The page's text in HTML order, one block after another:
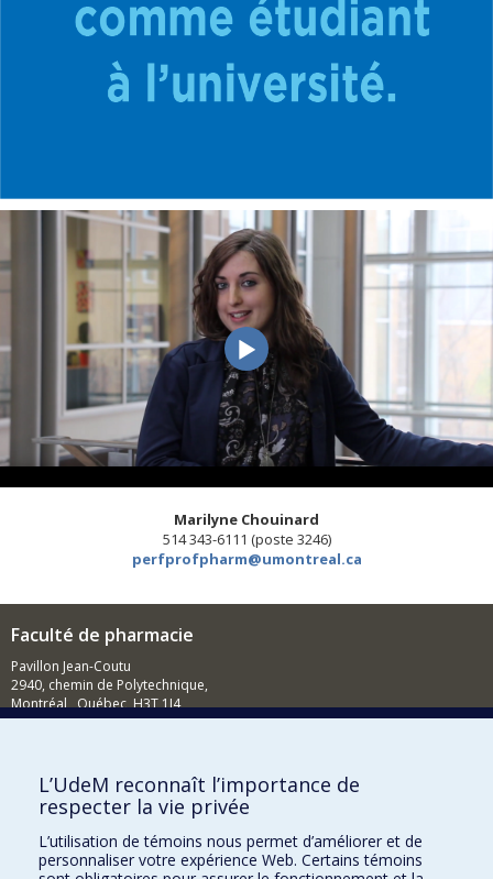
Marilyne Chouinard
514 343-6111 (poste 3246)
perfprofpharm@umontreal.ca
Faculté de pharmacie
Pavillon Jean-Coutu
2940, chemin de Polytechnique,
Montréal, Québec H3T 1J4
Nous trouver
L’UdeM reconnaît l’importance de
respecter la vie privée
L’utilisation de témoins nous permet d’améliorer et de
personnaliser votre expérience Web. Certains témoins